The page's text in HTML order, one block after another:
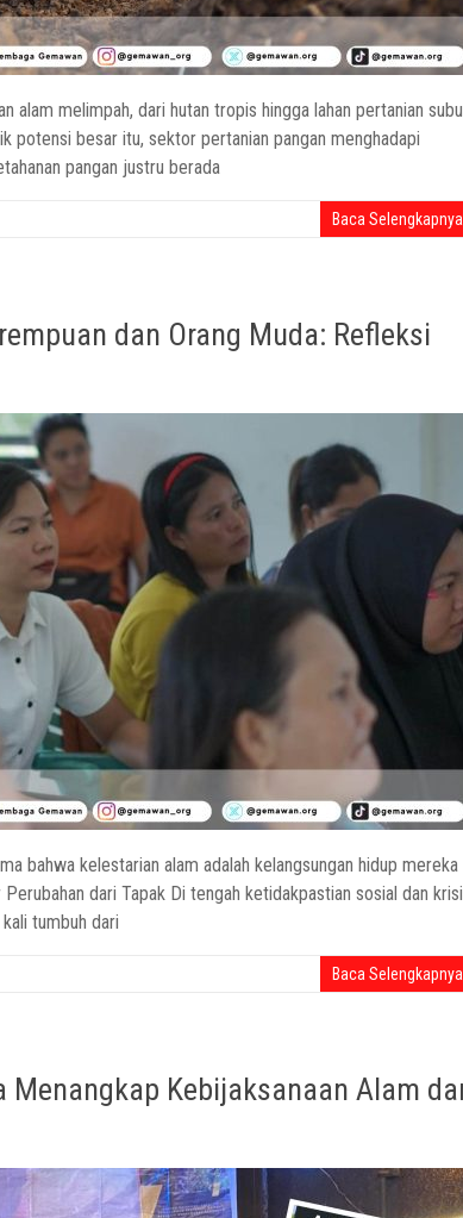
alam melimpah, dari hutan tropis hingga lahan pertanian
potensi besar itu, sektor pertanian pangan menghadapi
pangan justru berada
Baca Selengkapnya
dan Orang Muda: Refleksi
bahwa kelestarian alam adalah kelangsungan hidup mereka
dari Tapak Di tengah ketidakpastian sosial dan
tumbuh dari
Baca Selengkapnya
Kebijaksanaan Alam